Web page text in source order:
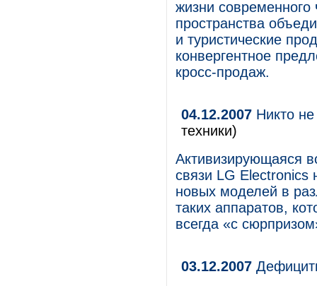
жизни современного
пространства
и туристические
конвергентное
кросс-продаж.
04.12.2007 Никто
техники)
Активизирующаяся
связи LG Electronics
новых моделей в
таких аппаратов,
всегда «с
03.12.2007